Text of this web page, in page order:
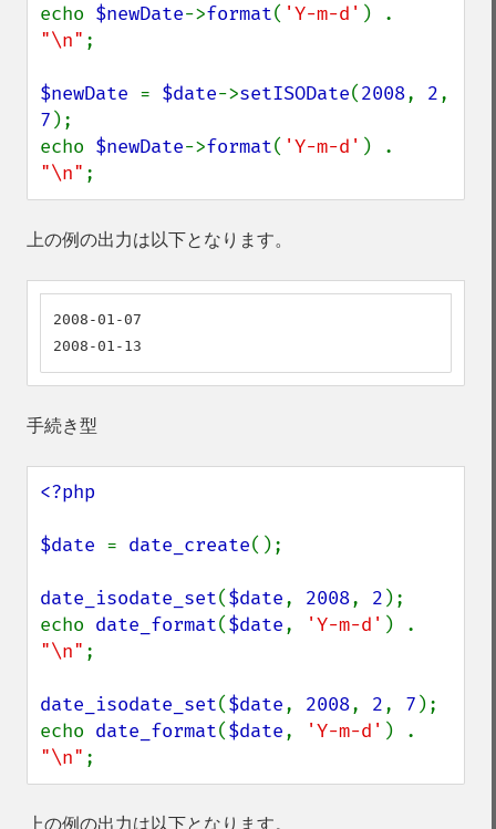
echo $newDate->format( 'Y-m-d'
"\n" ;
$newDate = $date->setISODate(2008, 2
7 );
echo $newDate->format( 'Y-m-d'
"\n" ;
上の例の出力は以下となります。
2008-01-07
2008-01-13
手続き型
<?php
$date = date_create();
date_isodate_set($date, 2008, 2 );
echo date_format($date, 'Y-m-d'
"\n" ;
date_isodate_set($date, 2008, 2, 7 );
echo date_format($date, 'Y-m-d'
"\n" ;
上の例の出力は以下となります。